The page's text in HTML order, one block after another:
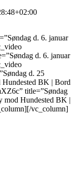
d. 6. januar
d. 6. januar
d. 25
Hundested BK | Bord
title=”Søndag
mod Hundested BK |
vc_column]